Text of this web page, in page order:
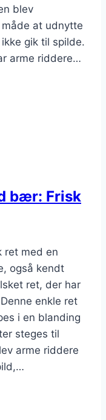
blev
at udnytte
gik til spilde.
arme riddere…
bær: Frisk
ret med en
også kendt
ret, der har
enkle ret
i en blanding
steges til
arme riddere